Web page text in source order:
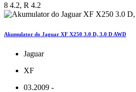
8 4.2, R 4.2
Akumulator do Jaguar XF X250 3.0 D, 3.0 D AWD
Jaguar
XF
03.2009 -